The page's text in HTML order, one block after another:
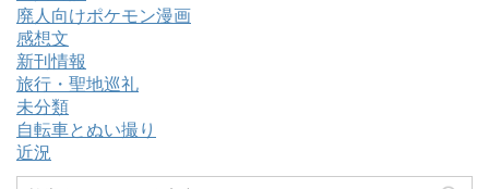
廃人向けポケモン漫画
感想文
新刊情報
旅行・聖地巡礼
未分類
自転車とぬい撮り
近況